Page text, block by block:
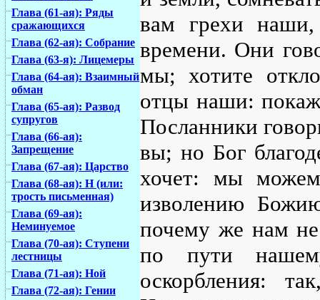
Глава (61-ая): Ряды
сражающихся
Глава (62-ая): Собрание
Глава (63-я): Лицемеры
Глава (64-ая): Взаимный
обман
Глава (65-ая): Развод
супругов
Глава (66-ая):
Запрещение
Глава (67-ая): Царство
Глава (68-ая): Н (или:
трость письменная)
Глава (69-ая):
Неминуемое
Глава (70-ая): Ступени
лестницы
Глава (71-ая): Ной
Глава (72-ая): Гении
вам грехи наши,
времени. Они
мы; хотите
отцы наши:
Посланники
вы; но Бог
хочет: мы можем
изволению
почему же нам
по пути
оскорбления: